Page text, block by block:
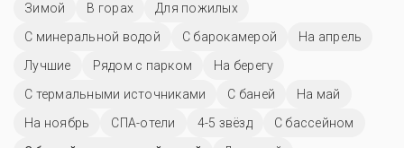
Зимой
В горах
Для пожилых
С минеральной водой
С барокамерой
На апрель
Лучшие
Рядом с парком
На берегу
С термальными источниками
С баней
На май
На ноябрь
СПА-отели 4-5 звёзд
C бассейном